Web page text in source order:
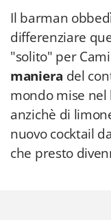
Il barman
differenziare
"solito" per
maniera del
mondo mise nel
anzichè di
nuovo cocktail
che presto